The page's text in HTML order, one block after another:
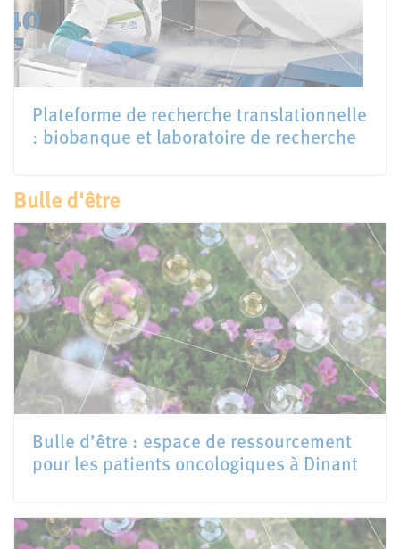
Plateforme de recherche translationnelle
: biobanque et laboratoire de recherche
Bulle d'être
Bulle d’être : espace de ressourcement
pour les patients oncologiques à Dinant